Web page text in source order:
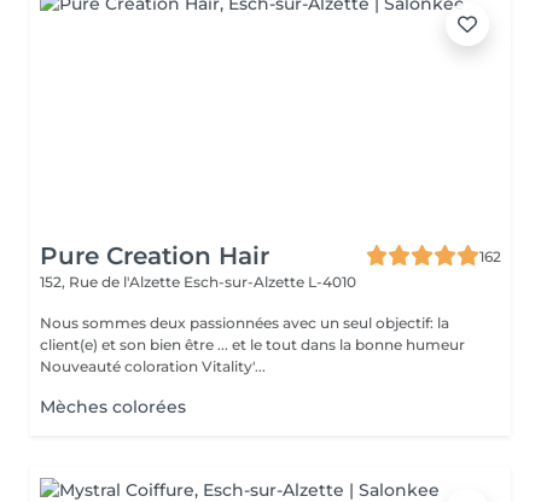
Pure Creation Hair
162
152, Rue de l'Alzette Esch-sur-Alzette L-4010
Nous sommes deux passionnées avec un seul objectif: la
client(e) et son bien être ... et le tout dans la bonne humeur
Nouveauté coloration Vitality'...
Mèches colorées